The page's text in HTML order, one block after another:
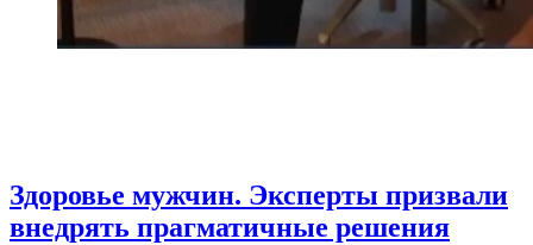
Здоровье мужчин. Эксперты призвали
внедрять прагматичные решения